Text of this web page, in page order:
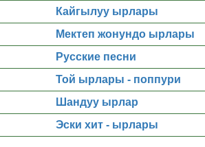
Кайгылуу ырлары
Мектеп жонундо ырлары
Русские песни
Той ырлары - поппури
Шандуу ырлар
Эски хит - ырлары